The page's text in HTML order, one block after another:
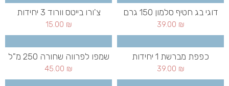
דוגי בג חטיף סלמון 150 גרם
39.00 ₪
צ'ורו בייטס וורוד 3 יחידות
15.00 ₪
כפפת מברשת 1 יחידות
39.00 ₪
שמפו לפרווה שחורה 250 מ"ל
45.00 ₪